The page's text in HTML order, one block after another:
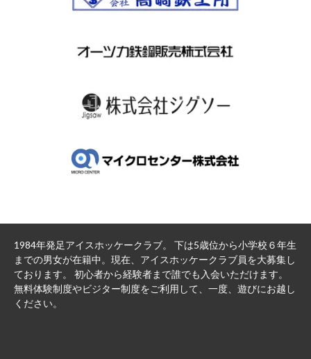
1984年発足アイスホッケークラブ。 下は5歳位から小学校６年生
までの男女が在籍中。現在、アイスホッケークラブ員を大募集し
ております。 初心者から経験者まで誰でも入会いただけます。
無料体験制度やビジター制度をご利用して、一度、遊びにお越し
ください。